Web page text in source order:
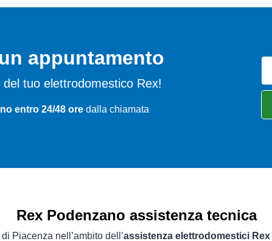
appuntamento
tuo elettrodomestico Rex!
entro 24/48 oredalla chiamata
Rex Podenzano assistenza tecnica
Piacenza nell’ambito dell’assistenza elettrodomestici Rex